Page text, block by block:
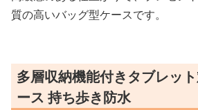
質の高いバッグ型ケースです。
多層収納機能付きタブレッ
ース 持ち歩き防水